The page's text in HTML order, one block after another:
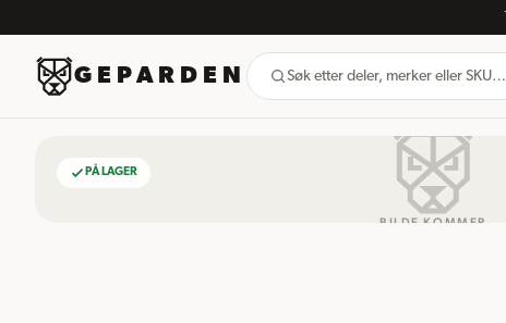
GEPARDEN Søk etter deler, merker eller SKU…
PÅ LAGER
BILDE KOMMER